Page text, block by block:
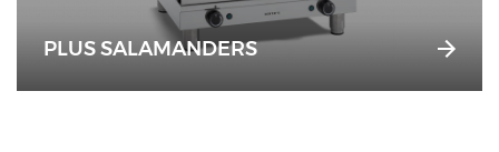
PLUS SALAMANDERS